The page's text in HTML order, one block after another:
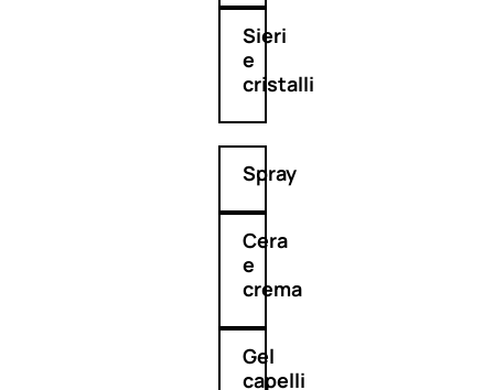
Sieri
e
cristalli
Spray
Cera
e
crema
Gel
capelli